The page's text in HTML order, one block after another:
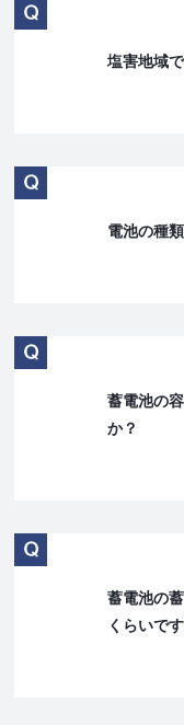
塩害地域
電池の種
蓄電池の
か？
蓄電池の
くらいで